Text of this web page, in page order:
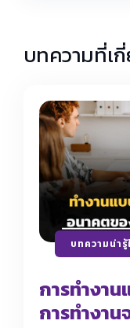
บทความที่เ
บทความน่ารู้
การทำงา
การทำงาน